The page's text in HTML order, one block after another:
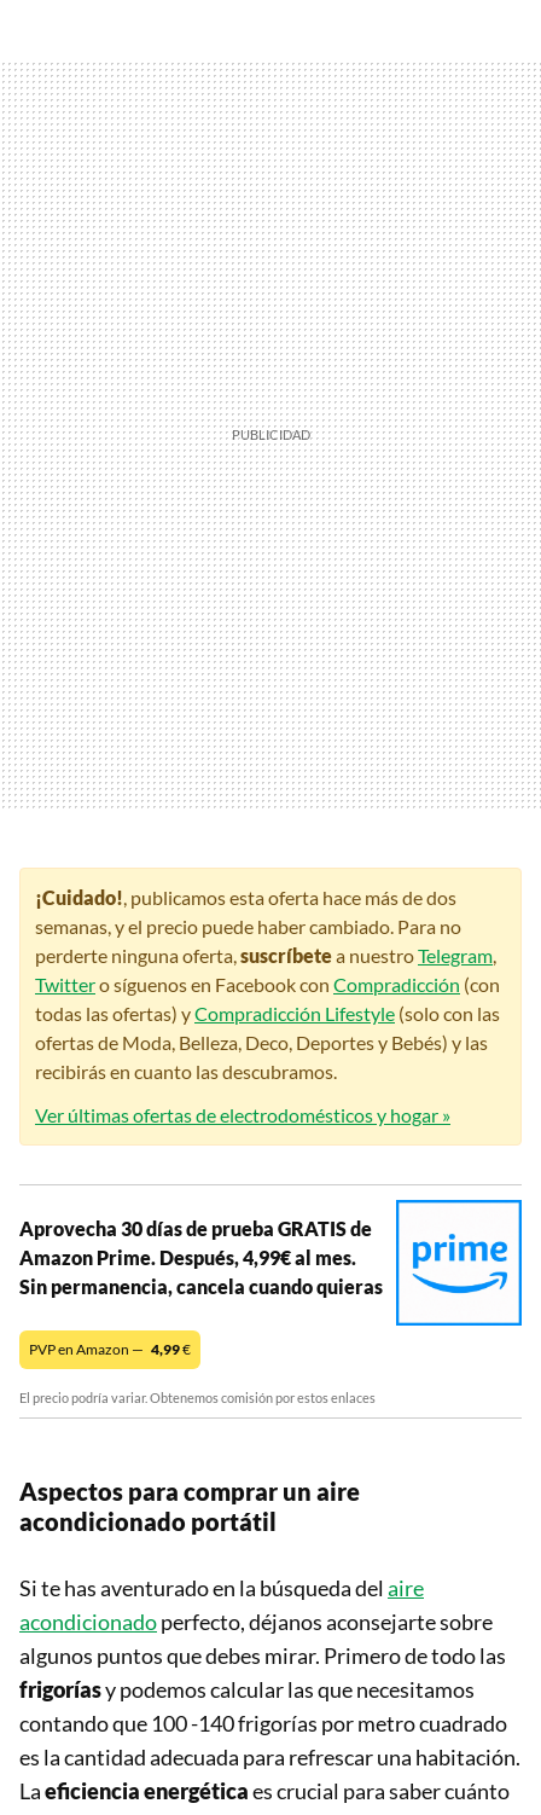
¡Cuidado!, publicamos esta oferta hace más de dos
semanas, y el precio puede haber cambiado. Para no
perderte ninguna oferta,suscríbetea nuestroTelegram,
Twittero síguenos en Facebook con Compradicción (con
todas las ofertas) yCompradicción Lifestyle (solo con las
ofertas de Moda, Belleza, Deco, Deportes y Bebés) y las
recibirás en cuanto las descubramos.
Ver últimas ofertas de electrodomésticos y hogar »
Aprovecha 30 días de prueba GRATIS de
Amazon Prime. Después, 4,99€ al mes.
Sin permanencia, cancela cuando quieras
PVP en Amazon — 4,99€
El precio podría variar. Obtenemos comisión por estos enlaces
Aspectos para comprar un aire
acondicionado portátil
Si te has aventurado en la búsqueda del aire
acondicionadoperfecto, déjanos aconsejarte sobre
algunos puntos que debes mirar. Primero de todo las
frigoríasy podemos calcular las que necesitamos
contando que 100 -140 frigorías por metro cuadrado
es la cantidad adecuada para refrescar una habitación.
Laeficiencia energéticaes crucial para saber cuánto